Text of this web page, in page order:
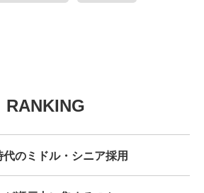
RANKING
のミドル・シニア採用